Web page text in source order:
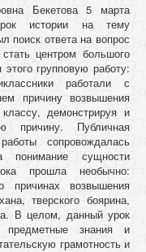
Бекетова 5 марта
истории на тему
ответа на вопрос
центром большого
групповую работу:
работали с
причину возвышения
демонстрируя и
причину. Публичная
сопровождалась
понимание сущности
прошла необычно:
возвышения
тверского боярина,
В целом, данный урок
предметные знания и
грамотность и